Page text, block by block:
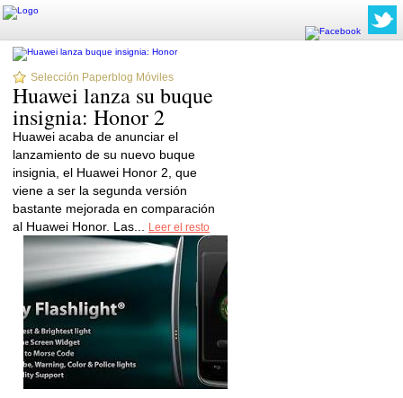
Selección Paperblog Móviles
Huawei lanza su buque
insignia: Honor 2
Huawei acaba de anunciar el
lanzamiento de su nuevo buque
insignia, el Huawei Honor 2, que
viene a ser la segunda versión
bastante mejorada en comparación
al Huawei Honor. Las...
Leer el resto